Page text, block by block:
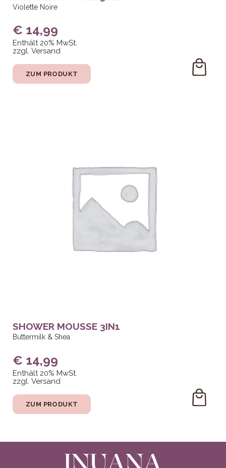
Violette Noire
€ 14,99
Enthält 20% MwSt.
zzgl. Versand
ZUM PRODUKT
SHOWER MOUSSE 3IN1
Buttermilk & Shea
€ 14,99
Enthält 20% MwSt.
zzgl. Versand
ZUM PRODUKT